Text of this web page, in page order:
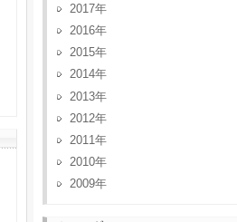
2017
2016
2015
2014
2013
2012
2011
2010
2009